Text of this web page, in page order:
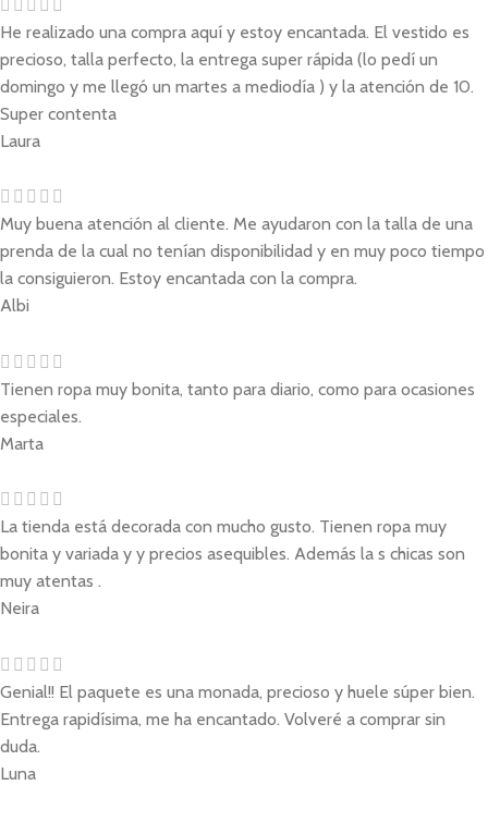
He realizado una compra aquí y estoy encantada. El vestido es
precioso, talla perfecto, la entrega super rápida (lo pedí un
domingo y me llegó un martes a mediodía ) y la atención de 10.
Super contenta
Laura
Muy buena atención al cliente. Me ayudaron con la talla de una
prenda de la cual no tenían disponibilidad y en muy poco tiempo
la consiguieron. Estoy encantada con la compra.
Albi
Tienen ropa muy bonita, tanto para diario, como para ocasiones
especiales.
Marta
La tienda está decorada con mucho gusto. Tienen ropa muy
bonita y variada y y precios asequibles. Además la s chicas son
muy atentas .
Neira
Genial!! El paquete es una monada, precioso y huele súper bien.
Entrega rapidísima, me ha encantado. Volveré a comprar sin
duda.
Luna